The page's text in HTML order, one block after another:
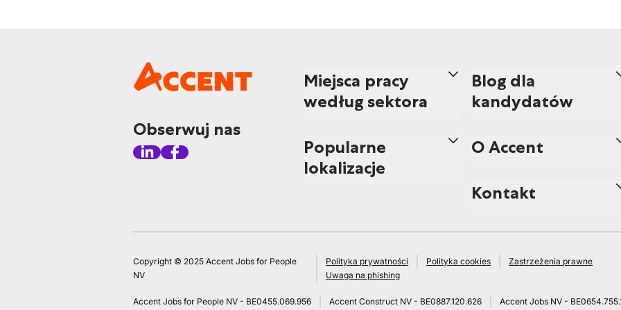
Obserwuj nas
Miejsca pracy
według sektora
Popularne
lokalizacje
Blog dla
kandydatów
O Accent
Kontakt
Copyright © 2025 Accent Jobs for People
NV
Polityka prywatności Polityka cookies
Zastrzeżenia prawne
Uwaga na phishing
Accent Jobs for People NV - BE0455.069.956 Accent Construct NV - BE0887.120.626 Accent Jobs NV -